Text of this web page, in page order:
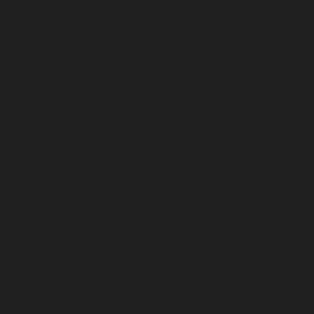
Gisele Bündchen
Gisele
Gisele
Gisele Bündchen i
Gisele
Gisele Bündchen i Joaquim
Gisele Bündchen i
Gisele Bündchen i
Gisele